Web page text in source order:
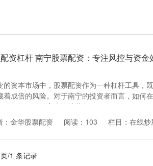
资杠杆 南宁股票配资：专注风控与资金
的资本市场中，股票配资作为一种杠杆工具，
着成倍的风险。对于南宁的投资者而言，如何
稳健前行？答案或许就藏在....
：金华股票配资 阅读：103 栏目：在线炒
/1 条记录